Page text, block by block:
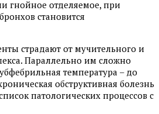
гнойное отделяемое, при
становится
страдают от мучительного и
Параллельно им сложно
температура – до
обструктивная болезнь
патологических процессов с